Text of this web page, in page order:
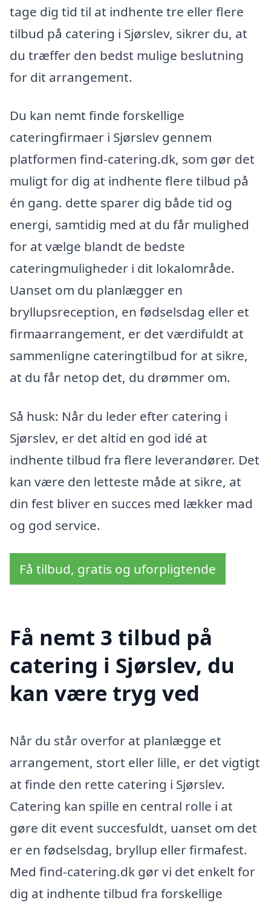
tage dig tid til at indhente tre eller flere
tilbud på catering i Sjørslev, sikrer du, at
du træffer den bedst mulige beslutning
for dit arrangement.
Du kan nemt finde forskellige
cateringfirmaer i Sjørslev gennem
platformen find-catering.dk, som gør det
muligt for dig at indhente flere tilbud på
én gang. dette sparer dig både tid og
energi, samtidig med at du får mulighed
for at vælge blandt de bedste
cateringmuligheder i dit lokalområde.
Uanset om du planlægger en
bryllupsreception, en fødselsdag eller et
firmaarrangement, er det værdifuldt at
sammenligne cateringtilbud for at sikre,
at du får netop det, du drømmer om.
Så husk: Når du leder efter catering i
Sjørslev, er det altid en god idé at
indhente tilbud fra flere leverandører. Det
kan være den letteste måde at sikre, at
din fest bliver en succes med lækker mad
og god service.
Få tilbud, gratis og uforpligtende
Få nemt 3 tilbud på
catering i Sjørslev, du
kan være tryg ved
Når du står overfor at planlægge et
arrangement, stort eller lille, er det vigtigt
at finde den rette catering i Sjørslev.
Catering kan spille en central rolle i at
gøre dit event succesfuldt, uanset om det
er en fødselsdag, bryllup eller firmafest.
Med find-catering.dk gør vi det enkelt for
dig at indhente tilbud fra forskellige